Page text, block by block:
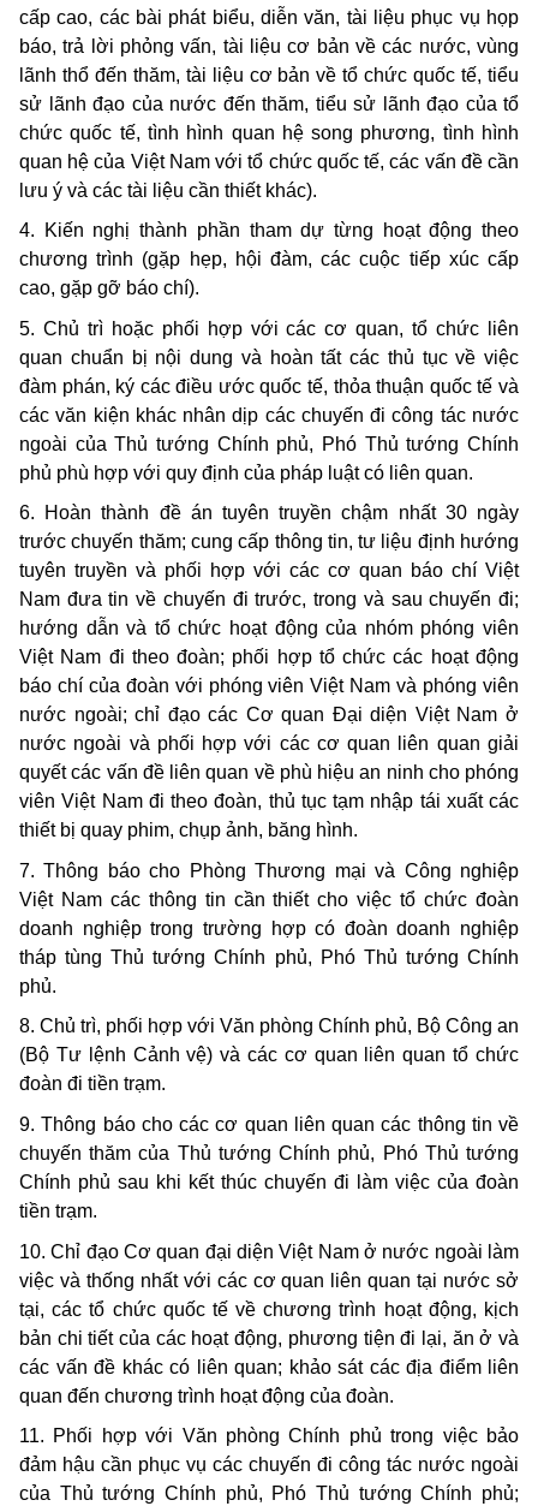
cấp cao, các bài phát biểu, diễn văn, tài liệu phục vụ họp
báo, trả lời phỏng vấn, tài liệu cơ bản về các nước, vùng
lãnh thổ đến thăm, tài liệu cơ bản về tổ chức quốc tế, tiểu
sử lãnh đạo của nước đến thăm, tiểu sử lãnh đạo của tổ
chức quốc tế, tình hình quan hệ song phương, tình hình
quan hệ của Việt Nam với tổ chức quốc tế, các vấn đề cần
lưu ý và các tài liệu cần thiết khác).
4. Kiến nghị thành phần tham dự từng hoạt động theo
chương trình (gặp hẹp, hội đàm, các cuộc tiếp xúc cấp
cao, gặp gỡ báo chí).
5. Chủ trì hoặc phối hợp với các cơ quan, tổ chức liên
quan chuẩn bị nội dung và hoàn tất các thủ tục về việc
đàm phán, ký các điều ước quốc tế, thỏa thuận quốc tế và
các văn kiện khác nhân dịp các chuyến đi công tác nước
ngoài của Thủ tướng Chính phủ, Phó Thủ tướng Chính
phủ phù hợp với quy định của pháp luật có liên quan.
6. Hoàn thành đề án tuyên truyền chậm nhất 30 ngày
trước chuyến thăm; cung cấp thông tin, tư liệu định hướng
tuyên truyền và phối hợp với các cơ quan báo chí Việt
Nam đưa tin về chuyến đi trước, trong và sau chuyến đi;
hướng dẫn và tổ chức hoạt động của nhóm phóng viên
Việt Nam đi theo đoàn; phối hợp tổ chức các hoạt động
báo chí của đoàn với phóng viên Việt Nam và phóng viên
nước ngoài; chỉ đạo các Cơ quan Đại diện Việt Nam ở
nước ngoài và phối hợp với các cơ quan liên quan giải
quyết các vấn đề liên quan về phù hiệu an ninh cho phóng
viên Việt Nam đi theo đoàn, thủ tục tạm nhập tái xuất các
thiết bị quay phim, chụp ảnh, băng hình.
7. Thông báo cho Phòng Thương mại và Công nghiệp
Việt Nam các thông tin cần thiết cho việc tổ chức đoàn
doanh nghiệp trong trường hợp có đoàn doanh nghiệp
tháp tùng Thủ tướng Chính phủ, Phó Thủ tướng Chính
phủ.
8. Chủ trì, phối hợp với Văn phòng Chính phủ, Bộ Công an
(Bộ Tư lệnh Cảnh vệ) và các cơ quan liên quan tổ chức
đoàn đi tiền trạm.
9. Thông báo cho các cơ quan liên quan các thông tin về
chuyến thăm của Thủ tướng Chính phủ, Phó Thủ tướng
Chính phủ sau khi kết thúc chuyến đi làm việc của đoàn
tiền trạm.
10. Chỉ đạo Cơ quan đại diện Việt Nam ở nước ngoài làm
việc và thống nhất với các cơ quan liên quan tại nước sở
tại, các tổ chức quốc tế về chương trình hoạt động, kịch
bản chi tiết của các hoạt động, phương tiện đi lại, ăn ở và
các vấn đề khác có liên quan; khảo sát các địa điểm liên
quan đến chương trình hoạt động của đoàn.
11. Phối hợp với Văn phòng Chính phủ trong việc bảo
đảm hậu cần phục vụ các chuyến đi công tác nước ngoài
của Thủ tướng Chính phủ, Phó Thủ tướng Chính phủ;